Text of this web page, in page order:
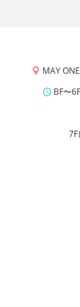
MAY
BF〜